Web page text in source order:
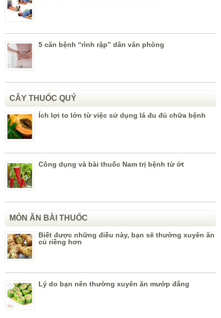
5 căn bệnh “rình rập” dân văn phòng
CÂY THUỐC QUÝ
Ích lợi to lớn từ việc sử dụng lá đu đủ chữa bệnh
Công dụng và bài thuốc Nam trị bệnh từ ớt
MÓN ĂN BÀI THUỐC
Biết được những điều này, bạn sẽ thường xuyên ăn
củ riềng hơn
Lý do bạn nên thường xuyên ăn mướp đắng